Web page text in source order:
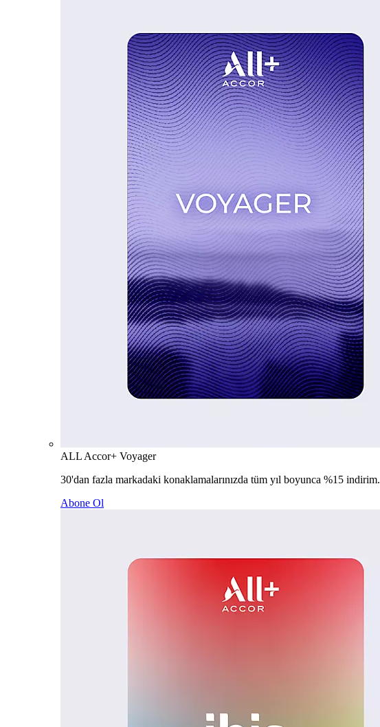
ALL Accor+ Voyager
30'dan fazla markadaki konaklamalarınızda tüm yıl boyunca %15 indirim.
Abone Ol